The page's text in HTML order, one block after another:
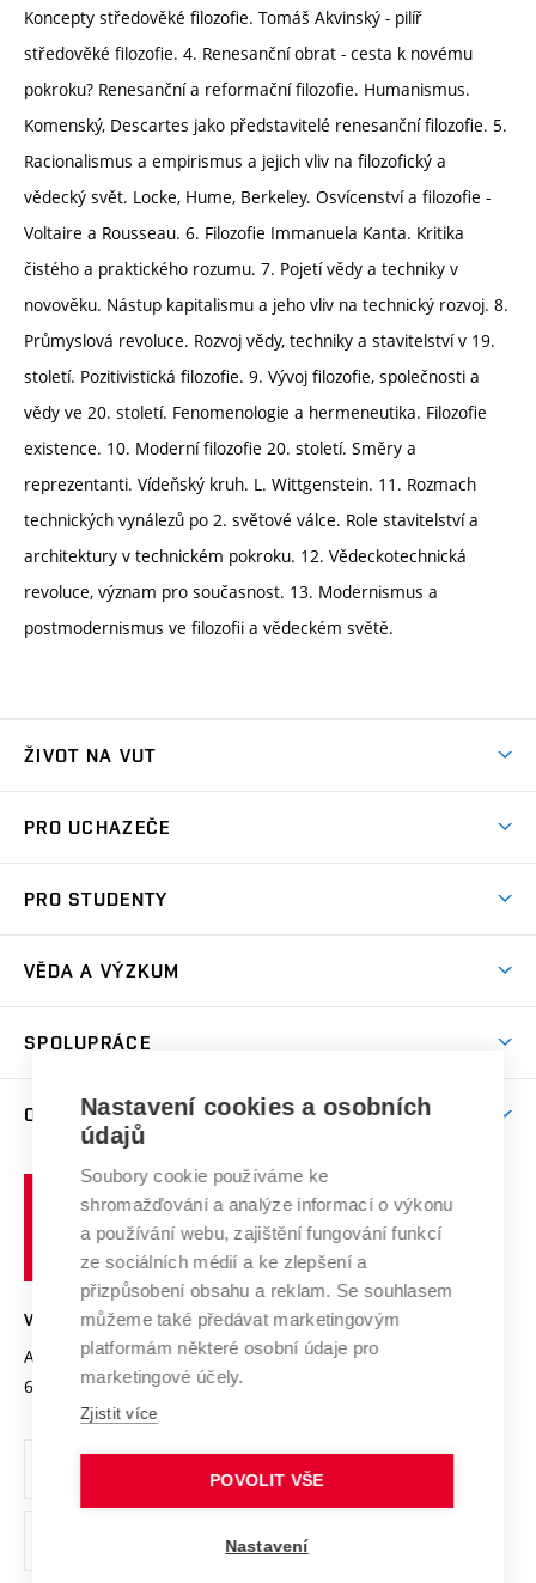
Koncepty středověké filozofie. Tomáš Akvinský - pilíř
středověké filozofie. 4. Renesanční obrat - cesta k novému
pokroku? Renesanční a reformační filozofie. Humanismus.
Komenský, Descartes jako představitelé renesanční filozofie. 5.
Racionalismus a empirismus a jejich vliv na filozofický a
vědecký svět. Locke, Hume, Berkeley. Osvícenství a filozofie -
Voltaire a Rousseau. 6. Filozofie Immanuela Kanta. Kritika
čistého a praktického rozumu. 7. Pojetí vědy a techniky v
novověku. Nástup kapitalismu a jeho vliv na technický rozvoj. 8.
Průmyslová revoluce. Rozvoj vědy, techniky a stavitelství v 19.
století. Pozitivistická filozofie. 9. Vývoj filozofie, společnosti a
vědy ve 20. století. Fenomenologie a hermeneutika. Filozofie
existence. 10. Moderní filozofie 20. století. Směry a
reprezentanti. Vídeňský kruh. L. Wittgenstein. 11. Rozmach
technických vynálezů po 2. světové válce. Role stavitelství a
architektury v technickém pokroku. 12. Vědeckotechnická
revoluce, význam pro současnost. 13. Modernismus a
postmodernismus ve filozofii a vědeckém světě.
ŽIVOT NA VUT
Koleje
Sport na VUT
Brno
PRO UCHAZEČE
Dny otevřených dveří
Celoživotní vzdělávání
E-přihláška
PRO STUDENTY
Harmonogram akademického roku
Závěrečné práce
Doktorské studium
Zpracování osobních údajů studentů
Sociální bezpečí
Studium bez bariér
Podpora podnikání
VĚDA A VÝZKUM
Mezinárodní vědecká rada
Systém zajišťování kvality výzkumu
Výzkumné infrastruktury
Transfer znalostí
Open Science
Projekty
Projekty ze strukturálních fondů
Specifický výzkum
SPOLUPRÁCE
Zahraniční spolupráce
Spolupráce se školami
Služby univerzity
Mezinárodní dohody
Univerzitní sítě
O UNIVERZITĚ
Profil univerzity
Udržitelná univerzita
Podnikavá univerzita / ContriBUTe
Bezpečná univerzita
Vyznamenání
Organizační struktura
Ochrana osobních údajů
odkaz)
učení
technické
VYSOKÉ UČENÍ TECHNICKÉ V BRNĚ
Antonínská 548/1
602 00 Brno
www.vut.cz
vut@vutbr.cz
Nastavení cookies a osobních
údajů
Soubory cookie používáme ke
shromažďování a analýze informací o výkonu
a používání webu, zajištění fungování funkcí
ze sociálních médií a ke zlepšení a
přizpůsobení obsahu a reklam. Se souhlasem
můžeme také předávat marketingovým
platformám některé osobní údaje pro
marketingové účely.
Zjistit více
POVOLIT VŠE
Nastavení